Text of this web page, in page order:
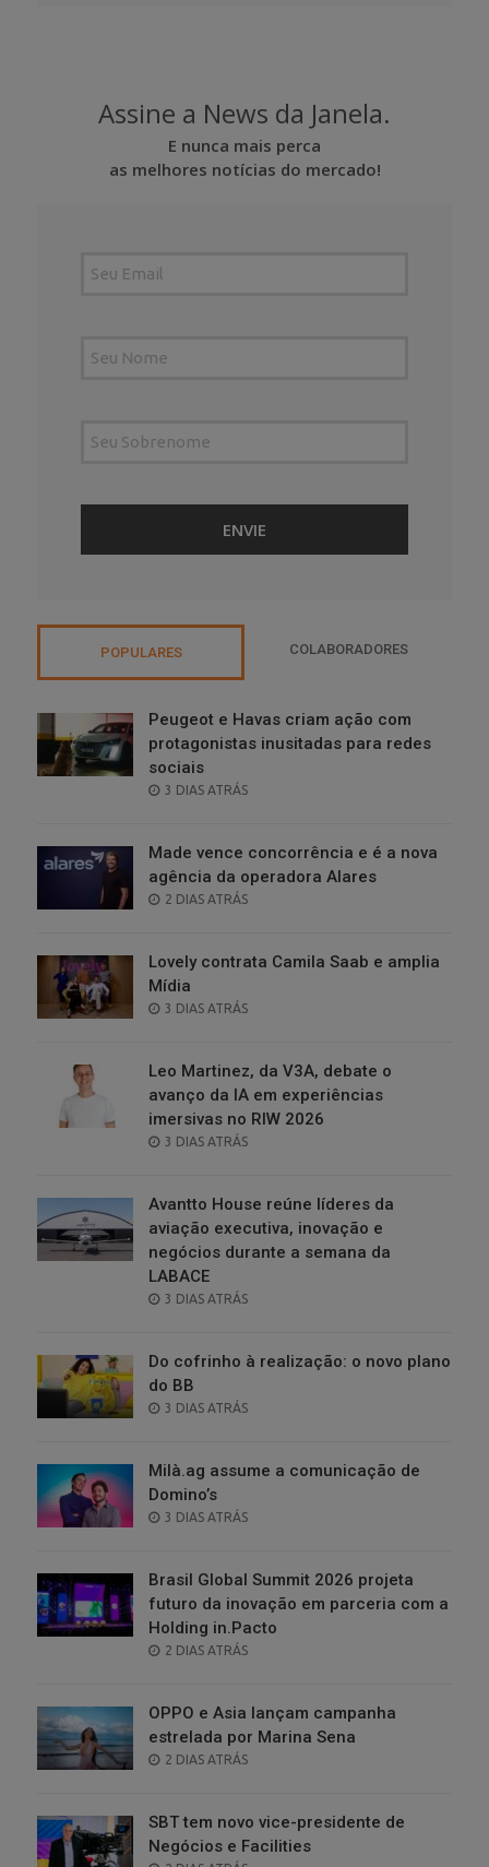
Assine a News da Janela.
E nunca mais perca
as melhores notícias do mercado!
POPULARES COLABORADORES
Peugeot e Havas criam ação com
protagonistas inusitadas para redes
sociais
POSTED
3 DIAS ATRÁS
Made vence concorrência e é a nova
agência da operadora Alares
POSTED
2 DIAS ATRÁS
Lovely contrata Camila Saab e amplia
Mídia
POSTED
3 DIAS ATRÁS
Leo Martinez, da V3A, debate o
avanço da IA em experiências
imersivas no RIW 2026
POSTED
3 DIAS ATRÁS
Avantto House reúne líderes da
aviação executiva, inovação e
negócios durante a semana da
LABACE
POSTED
3 DIAS ATRÁS
Do cofrinho à realização: o novo plano
do BB
POSTED
3 DIAS ATRÁS
Milà.ag assume a comunicação de
Domino’s
POSTED
3 DIAS ATRÁS
Brasil Global Summit 2026 projeta
futuro da inovação em parceria com a
Holding in.Pacto
POSTED
2 DIAS ATRÁS
OPPO e Asia lançam campanha
estrelada por Marina Sena
POSTED
2 DIAS ATRÁS
SBT tem novo vice-presidente de
Negócios e Facilities